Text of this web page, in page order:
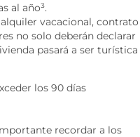
al año³.
vacacional, contrato
no solo deberán declarar
pasará a ser turística
los 90 días
recordar a los